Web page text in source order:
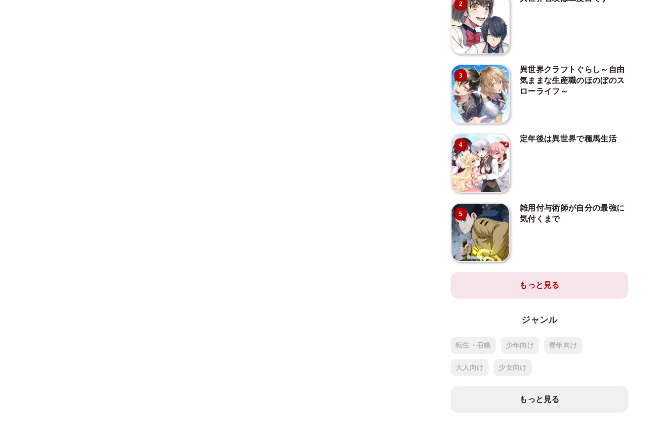
2
3
異世界クラフトぐらし～自由
気ままな生産職のほのぼのス
ローライフ～
4
定年後は異世界で種馬生活
5
雑用付与術師が自分の最強に
気付くまで
もっと見る
ジャンル
転生・召喚 少年向け 青年向け
大人向け 少女向け
もっと見る